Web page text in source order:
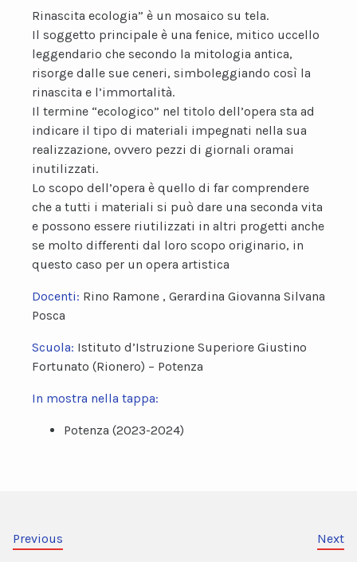
Rinascita ecologia” è un mosaico su tela.
Il soggetto principale è una fenice, mitico uccello
leggendario che secondo la mitologia antica,
risorge dalle sue ceneri, simboleggiando così la
rinascita e l’immortalità.
Il termine “ecologico” nel titolo dell’opera sta ad
indicare il tipo di materiali impegnati nella sua
realizzazione, ovvero pezzi di giornali oramai
inutilizzati.
Lo scopo dell’opera è quello di far comprendere
che a tutti i materiali si può dare una seconda vita
e possono essere riutilizzati in altri progetti anche
se molto differenti dal loro scopo originario, in
questo caso per un opera artistica
Docenti: Rino Ramone , Gerardina Giovanna Silvana
Posca
Scuola: Istituto d’Istruzione Superiore Giustino
Fortunato (Rionero) – Potenza
In mostra nella tappa:
Potenza (2023-2024)
Previous Next